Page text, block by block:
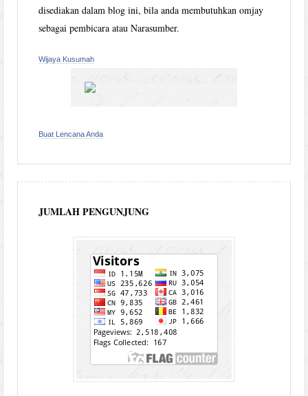
disediakan dalam blog ini, bila anda membutuhkan omjay
sebagai pembicara atau Narasumber.
Wijaya Kusumah
Buat Lencana Anda
JUMLAH PENGUNJUNG